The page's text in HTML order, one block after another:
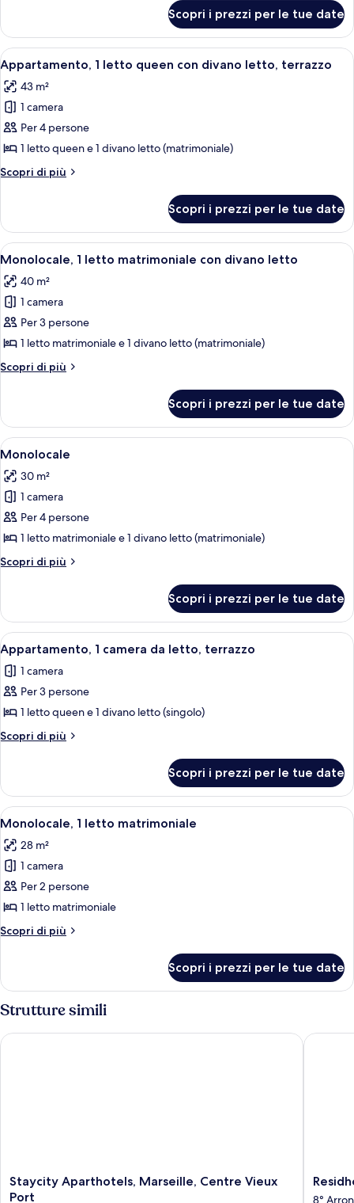
Scopri i prezzi per le tue date
Apri
tutte
le
foto
per
Appartamento,
1
letto
con
divano
letto,
terrazzo
Un balcone con tavolo e sedie, vista
12
Appartamento, 1 letto queen con divano letto, terrazzo
43 m²
1 camera
Per 4 persone
1 letto queen e 1 divano letto (matrimoniale)
Scopri di più
Altri
1
letto
queen
divano
letto,
terrazzo
Scopri i prezzi per le tue date
Apri
tutte
le
foto
per
Monolocale,
1
letto
con
divano
letto
Camera d'albergo con un letto, un
6
Monolocale, 1 letto matrimoniale con divano letto
40 m²
1 camera
Per 3 persone
1 letto matrimoniale e 1 divano letto (matrimoniale)
Scopri di più
Altri
1
letto
matrimoniale
divano
letto
Scopri i prezzi per le tue date
Apri
tutte
le
foto
per
Monolocale
Una cucina compatta con mobili
6
Monolocale
30 m²
1 camera
Per 4 persone
1 letto matrimoniale e 1 divano letto (matrimoniale)
Scopri di più
Altri
Scopri i prezzi per le tue date
Apri
tutte
le
foto
per
Appartamento,
da
letto,
terrazzo
Un letto singolo con lenzuola
4
Appartamento, 1 camera da letto, terrazzo
1 camera
Per 3 persone
1 letto queen e 1 divano letto (singolo)
Scopri di più
Altri
1
camera
da
terrazzo
Scopri i prezzi per le tue date
Apri
tutte
le
foto
per
Monolocale,
1
letto
Una camera d'albergo con una
6
Monolocale, 1 letto matrimoniale
28 m²
1 camera
Per 2 persone
1 letto matrimoniale
Scopri di più
Altri
1
letto
matrimoniale
Scopri i prezzi per le tue date
Strutture simili
Staycity
Aparthotels,
Staycity Aparthotels, Marseille, Centre Vieux
Port
Staycity Aparthotels, Marseille, Centre Vieux Port
Grand
8°